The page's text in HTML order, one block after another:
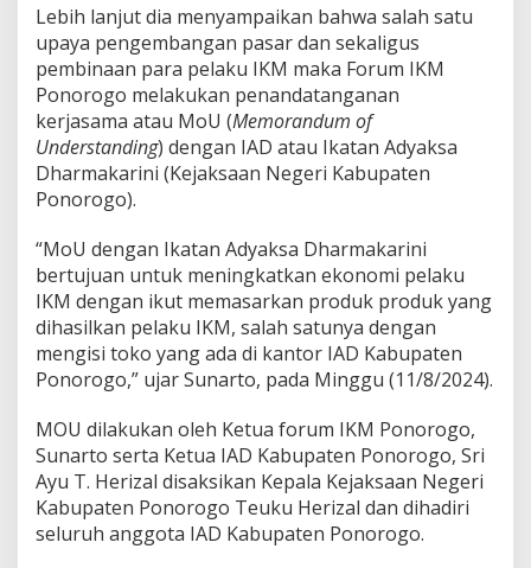
a
k
a
t
a
n
y
a
k
s
a
D
h
m
a
k
a
i
Lebih lanjut dia menyampaikan bahwa salah satu
upaya pengembangan pasar dan sekaligus
pembinaan para pelaku IKM maka Forum IKM
Ponorogo melakukan penandatanganan
kerjasama atau MoU (Memorandum of
Understanding) dengan IAD atau Ikatan Adyaksa
Dharmakarini (Kejaksaan Negeri Kabupaten
Ponorogo).
“MoU dengan Ikatan Adyaksa Dharmakarini
bertujuan untuk meningkatkan ekonomi pelaku
IKM dengan ikut memasarkan produk produk yang
dihasilkan pelaku IKM, salah satunya dengan
mengisi toko yang ada di kantor IAD Kabupaten
Ponorogo,” ujar Sunarto, pada Minggu (11/8/2024).
MOU dilakukan oleh Ketua forum IKM Ponorogo,
Sunarto serta Ketua IAD Kabupaten Ponorogo, Sri
Ayu T. Herizal disaksikan Kepala Kejaksaan Negeri
Kabupaten Ponorogo Teuku Herizal dan dihadiri
seluruh anggota IAD Kabupaten Ponorogo.